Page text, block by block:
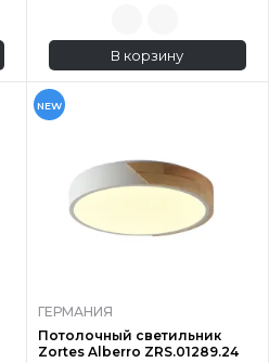
В корзину
NEW
ГЕРМАНИЯ
Потолочный светильник
Zortes Alberro ZRS.01289.24